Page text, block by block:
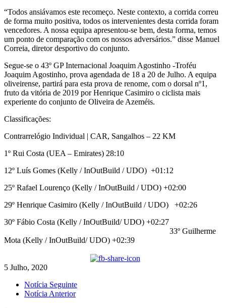
“Todos ansiávamos este recomeço. Neste contexto, a corrida correu
de forma muito positiva, todos os intervenientes desta corrida foram
vencedores. A nossa equipa apresentou-se bem, desta forma, temos
um ponto de comparação com os nossos adversários.” disse Manuel
Correia, diretor desportivo do conjunto.
Segue-se o 43º GP Internacional Joaquim Agostinho -Troféu
Joaquim Agostinho, prova agendada de 18 a 20 de Julho. A equipa
oliveirense, partirá para esta prova de renome, com o dorsal nº1,
fruto da vitória de 2019 por Henrique Casimiro o ciclista mais
experiente do conjunto de Oliveira de Azeméis.
Classificações:
Contrarrelógio Individual | CAR, Sangalhos – 22 KM
1º Rui Costa (UEA – Emirates) 28:10
12º Luís Gomes (Kelly / InOutBuild / UDO) +01:12
25º Rafael Lourenço (Kelly / InOutBuild / UDO) +02:00
29º Henrique Casimiro (Kelly / InOutBuild / UDO) +02:26
30º Fábio Costa (Kelly / InOutBuild/ UDO) +02:27
33º Guilherme
Mota (Kelly / InOutBuild/ UDO) +02:39
5 Julho, 2020
Notícia Seguinte
Notícia Anterior